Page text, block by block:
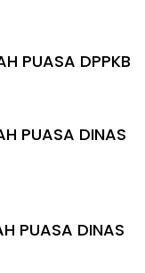
PUASA DPPKB
PUASA DINAS
PUASA DINAS